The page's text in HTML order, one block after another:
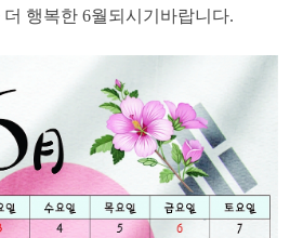
더 행복한 6월되시기바랍니다.